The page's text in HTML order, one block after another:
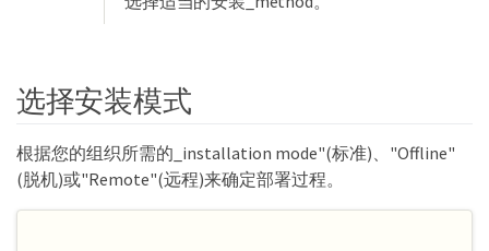
选择安装模式
根据您的组织所需的_installation mode"(标准)、"Offline"
(脱机)或"Remote"(远程)来确定部署过程。